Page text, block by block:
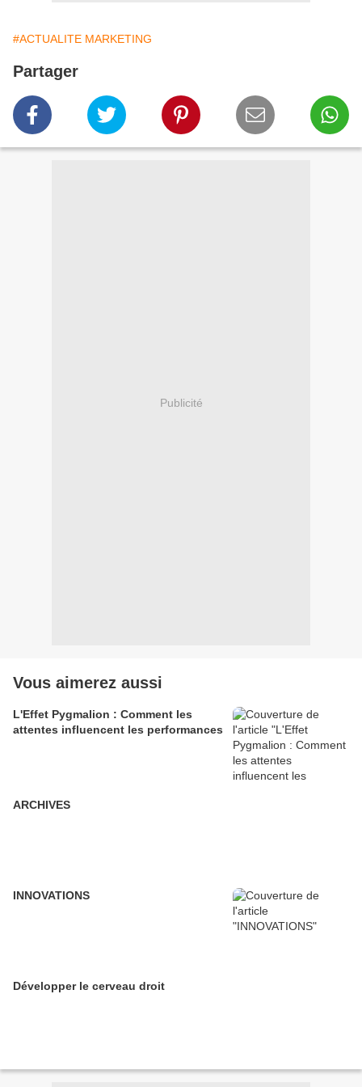
#ACTUALITE MARKETING
Partager
Publicité
Vous aimerez aussi
L'Effet Pygmalion : Comment les
attentes influencent les performances
ARCHIVES
INNOVATIONS
Développer le cerveau droit